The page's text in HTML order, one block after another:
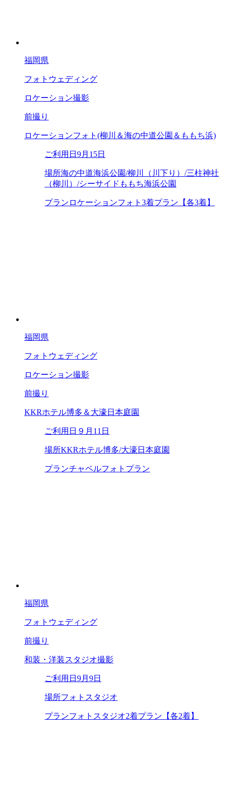
福岡県
フォトウェディング
ロケーション撮影
前撮り
ロケーションフォト(柳川＆海の中道公園＆ももち浜)
ご利用日 9月15日
場所海の中道海浜公園/柳川（川下り）/三柱神社
（柳川）/シーサイドももち海浜公園
プラン ロケーションフォト3着プラン【各3着】
福岡県
フォトウェディング
ロケーション撮影
前撮り
KKRホテル博多＆大濠日本庭園
ご利用日 ９月11日
場所KKRホテル博多/大濠日本庭園
プランチャペルフォトプラン
福岡県
フォトウェディング
前撮り
和装・洋装スタジオ撮影
ご利用日 9月9日
場所フォトスタジオ
プランフォトスタジオ2着プラン【各2着】